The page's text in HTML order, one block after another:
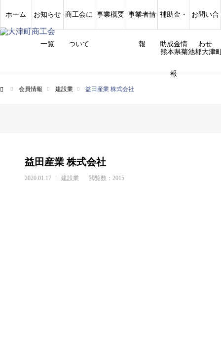
熊本県菊池郡大津
ホーム お知らせ
一覧
商工会に
ついて
事業概要 事業者情
報
補助金・
助成金情
報
お問い合
わせ
会員情報 建設業 益田産業 株式会社
益田産業 株式会社
2020.01.17 建設業 閲覧数：2015